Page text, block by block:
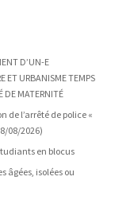
D’UN-E
ET URBANISME TEMPS
DE MATERNITÉ
de l’arrêté de police «
08/2026)
en blocus
âgées, isolées ou